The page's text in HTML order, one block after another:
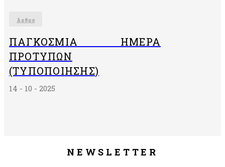
Άρθρα
ΠΑΓΚΌΣΜΙΑ ΗΜΈΡΑ
ΠΡΟΤΎΠΩΝ
(ΤΥΠΟΠΟΊΗΣΗΣ)
14 - 10 - 2025
NEWSLETTER